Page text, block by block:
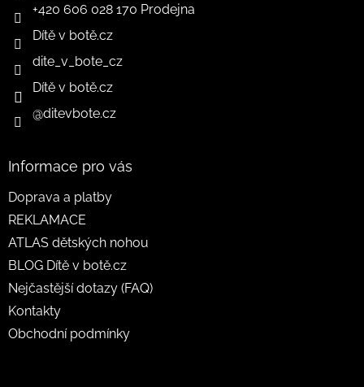
+420 606 028 170 Prodejna
Dítě v botě.cz
dite_v_bote_cz
Dítě v botě.cz
@ditevbote.cz
Informace pro vás
Doprava a platby
REKLAMACE
ATLAS dětských nohou
BLOG Dítě v botě.cz
Nejčastější dotazy (FAQ)
Kontakty
Obchodní podmínky